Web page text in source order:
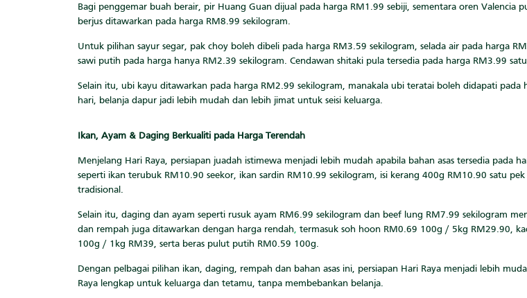
Bagi penggemar buah berair, pir Huang Guan dijual pada harga RM1.99 sebiji, sementara oren
berjus ditawarkan pada harga RM8.99 sekilogram.
Untuk pilihan sayur segar, pak choy boleh dibeli pada harga RM3.59 sekilogram, selada air pada harga
sawi putih pada harga hanya RM2.39 sekilogram. Cendawan shitaki pula tersedia pada harga RM3.99
Selain itu, ubi kayu ditawarkan pada harga RM2.99 sekilogram, manakala ubi teratai boleh didapati
hari, belanja dapur jadi lebih mudah dan lebih jimat untuk seisi keluarga.
Ikan, Ayam & Daging Berkualiti pada Harga Terendah
Menjelang Hari Raya, persiapan juadah istimewa menjadi lebih mudah apabila bahan asas tersedia pada
seperti ikan terubuk RM10.90 seekor, ikan sardin RM10.99 sekilogram, isi kerang 400g RM10.90 satu
tradisional.
Selain itu, daging dan ayam seperti rusuk ayam RM6.99 sekilogram dan beef lung RM7.99 sekilogram
dan rempah juga ditawarkan dengan harga rendah, termasuk soh hoon RM0.69 100g / 5kg RM29.90,
100g / 1kg RM39, serta beras pulut putih RM0.59 100g.
Dengan pelbagai pilihan ikan, daging, rempah dan bahan asas ini, persiapan Hari Raya menjadi lebih
Raya lengkap untuk keluarga dan tetamu, tanpa membebankan belanja.